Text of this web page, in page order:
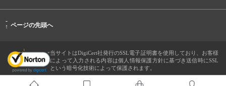
-
↑ ページの先頭へ
当サイトはDigiCert社発行のSSL電子証明書を使用しており、お客様
によって入力される内容は個人情報保護方針に基づき送信時にSSL
という暗号化技術によって保護されます。